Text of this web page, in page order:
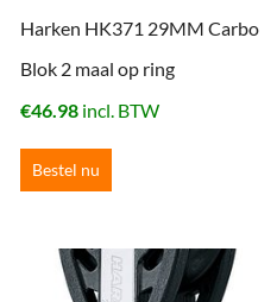
Harken HK371 29MM Carbo
Blok 2 maal op ring
€46.98 incl. BTW
Bestel nu